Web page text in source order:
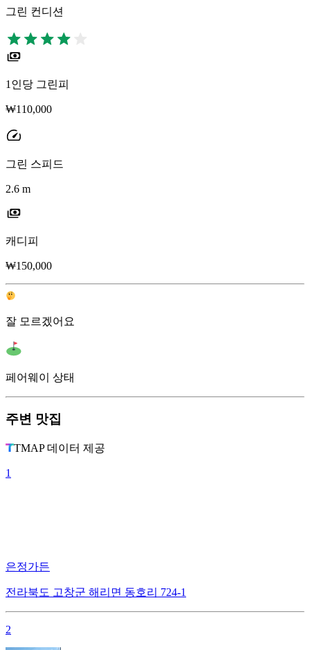
그린 컨디션
1인당 그린피
₩110,000
그린 스피드
2.6 m
캐디피
₩150,000
잘 모르겠어요
페어웨이 상태
주변 맛집
TMAP 데이터 제공
1
은정가든
전라북도 고창군 해리면 동호리 724-1
2